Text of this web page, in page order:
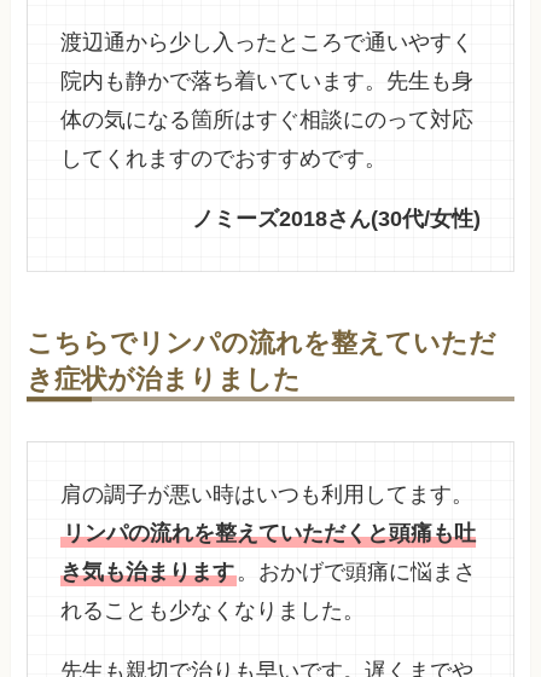
渡辺通から少し入ったところで通いやすく
院内も静かで落ち着いています。先生も身
体の気になる箇所はすぐ相談にのって対応
してくれますのでおすすめです。
ノミーズ2018さん(30代/女性)
こちらでリンパの流れを整えていただ
き症状が治まりました
肩の調子が悪い時はいつも利用してます。
リンパの流れを整えていただくと頭痛も吐
き気も治まります。おかげで頭痛に悩まさ
れることも少なくなりました。
先生も親切で治りも早いです。遅くまでや